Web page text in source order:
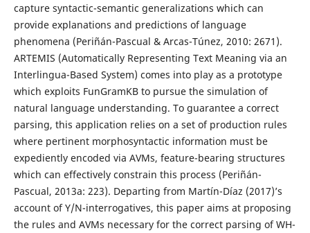
capture syntactic-semantic generalizations which can
provide explanations and predictions of language
phenomena (Periñán-Pascual & Arcas-Túnez, 2010: 2671).
ARTEMIS (Automatically Representing Text Meaning via an
Interlingua-Based System) comes into play as a prototype
which exploits FunGramKB to pursue the simulation of
natural language understanding. To guarantee a correct
parsing, this application relies on a set of production rules
where pertinent morphosyntactic information must be
expediently encoded via AVMs, feature-bearing structures
which can effectively constrain this process (Periñán-
Pascual, 2013a: 223). Departing from Martín-Díaz (2017)’s
account of Y/N-interrogatives, this paper aims at proposing
the rules and AVMs necessary for the correct parsing of WH-